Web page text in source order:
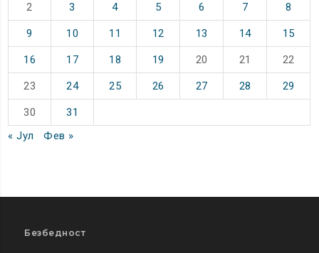
2 3 4 5 6 7 8
9 10 11 12 13 14 15
16 17 18 19 20 21 22
23 24 25 26 27 28 29
30
31
« Јул
Фев »
Безбедност